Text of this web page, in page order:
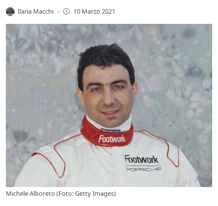
Ilaria Macchi - 10 Marzo 2021
Michele Alboreto (Foto: Getty Images)